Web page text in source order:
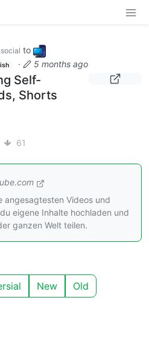
to
· 5 months ago
Self-
Shorts
61
angesagtesten Videos und
eigene Inhalte hochladen und
ganzen Welt teilen.
New Old